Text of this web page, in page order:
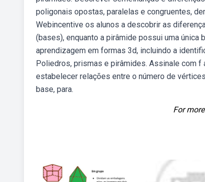
poligonais opostas, paralelas e congruentes,
Webincentive os alunos a descobrir as
(bases), enquanto a pirâmide possui uma
aprendizagem em formas 3d, incluindo a
Poliedros, prismas e pirâmides. Assinale com f
estabelecer relações entre o número de
base, para.
For